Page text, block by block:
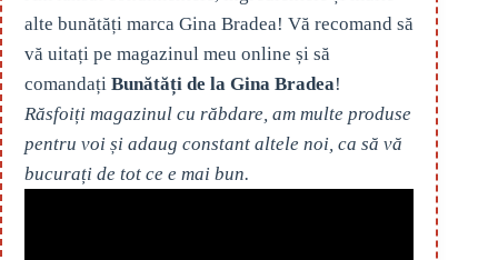
alte bunătăți marca Gina Bradea! Vă recomand să
vă uitați pe magazinul meu online și să
comandați Bunătăți de la Gina Bradea!
Răsfoiți magazinul cu răbdare, am multe produse
pentru voi și adaug constant altele noi, ca să vă
bucurați de tot ce e mai bun.